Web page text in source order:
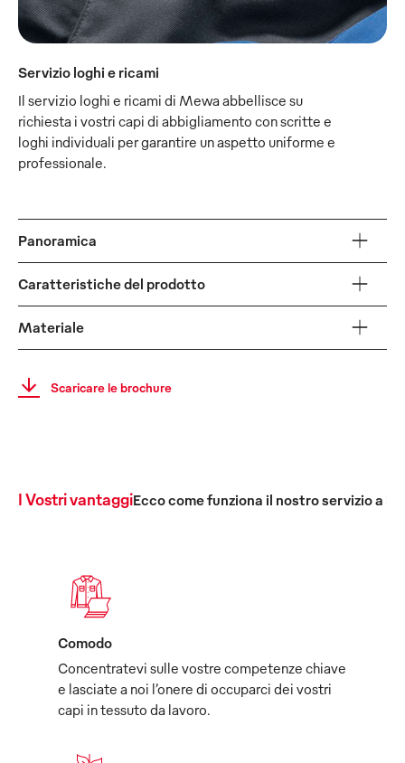
Servizio loghi e ricami
Il servizio loghi e ricami di Mewa abbellisce su
richiesta i vostri capi di abbigliamento con scritte e
loghi individuali per garantire un aspetto uniforme e
professionale.
Panoramica
Caratteristiche del prodotto
Materiale
Scaricare le brochure
I Vostri vantaggiEcco come funziona il nostro servizio a
Comodo
Concentratevi sulle vostre competenze chiave
e lasciate a noi l’onere di occuparci dei vostri
capi in tessuto da lavoro.